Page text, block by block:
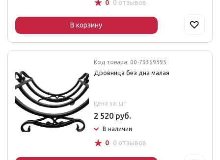
0 0 отзывов
В корзину
Код товара: 00-79359395
Дровница без дна малая
Цена за: шт
2 520 руб.
В наличии
☆ 0 0 отзывов